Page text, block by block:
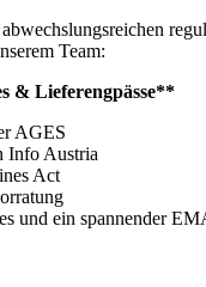
Team:
& Lieferengpässe**
AGES
Info Austria
Act
und ein spannender